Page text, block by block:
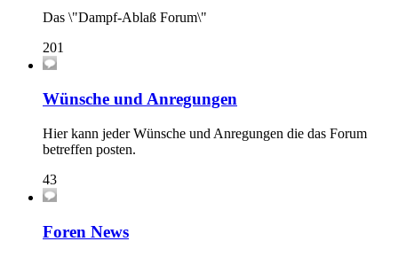
Das \"Dampf-Ablaß Forum\"
201
Wünsche und Anregungen
Hier kann jeder Wünsche und Anregungen die das Forum
betreffen posten.
43
Foren News